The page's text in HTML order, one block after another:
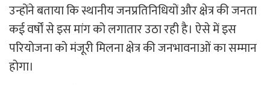
उन्होंने बताया कि स्थानीय जनप्रतिनिधियों और क्षेत्र की जनता
कई वर्षों से इस मांग को लगातार उठा रही है। ऐसे में इस
परियोजना को मंजूरी मिलना क्षेत्र की जनभावनाओं का सम्मान
होगा।